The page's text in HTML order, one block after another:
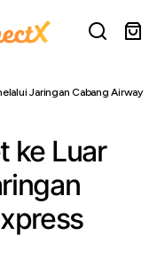
Jaringan Cabang Airway
ke Luar